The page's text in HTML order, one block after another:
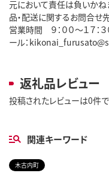
元において責任は負いかね
品・配送に関するお問合
営業時間 ９：００～１７：
ール：
返礼品レビュー
投稿されたレビューは0件で
関連キーワード
木古内町